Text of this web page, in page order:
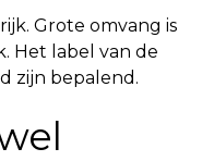
Grote omvang is
Het label van de
zijn bepalend.